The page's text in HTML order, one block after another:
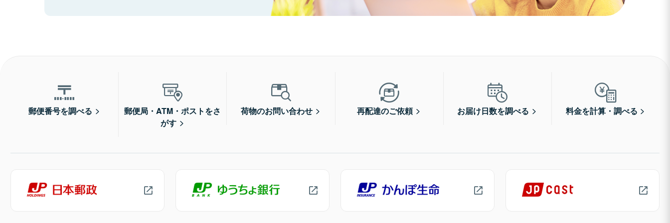
郵便番号を調べる
郵便局・ATM・ポストをさ
がす
荷物のお問い合わせ 再配達のご依頼 お届け日数を調べる 料金を計算・調べる